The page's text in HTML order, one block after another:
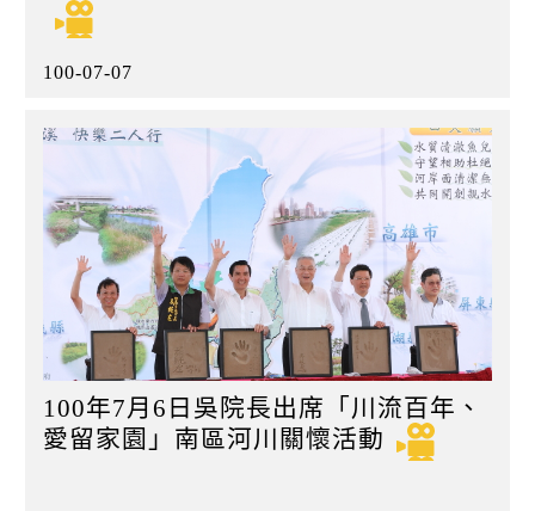
100-07-07
100年7月6日吳院長出席「川流百年、
愛留家園」南區河川關懷活動